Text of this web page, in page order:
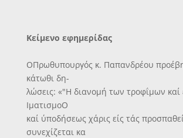
Κείμενο εφημερίδας
ΟΠρωθυπουργός κ. Παπανδρέου προέβη
κάτωθι δη-
λώσεις: «"Η διανομή των τροφΐμων καί
ΙματισμοΟ
καί ύποδήσεως χάρις είς τάς
συνεχίζεται κα